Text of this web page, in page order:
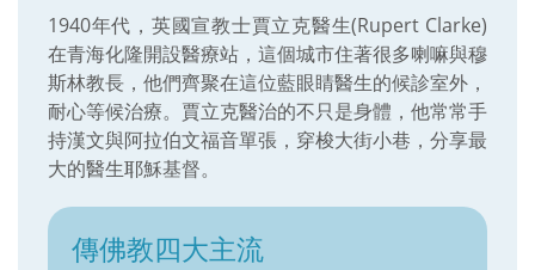
1940年代，英國宣教士賈立克醫生(Rupert Clarke)
在青海化隆開設醫療站，這個城市住著很多喇嘛與穆
斯林教長，他們齊聚在這位藍眼睛醫生的候診室外，
耐心等候治療。賈立克醫治的不只是身體，他常常手
持漢文與阿拉伯文福音單張，穿梭大街小巷，分享最
大的醫生耶穌基督。
傳佛教四大主流